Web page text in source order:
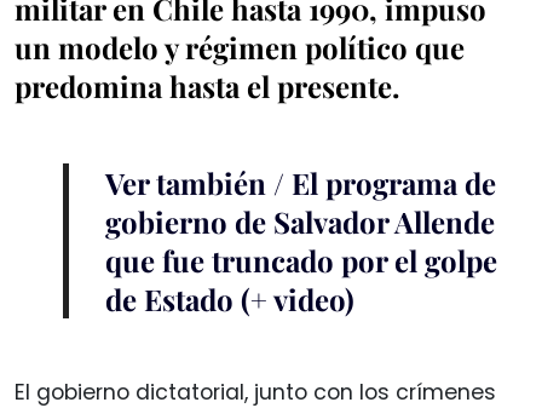
militar en Chile hasta 1990, impuso
un modelo y régimen político que
predomina hasta el presente.
Ver también / El programa de
gobierno de Salvador Allende
que fue truncado por el golpe
de Estado (+ video)
El gobierno dictatorial, junto con los crímenes